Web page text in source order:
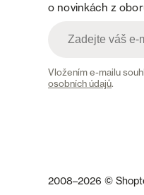
o novinkách z
Vložením e-mailu
osobních údajů.
2008–2026 ©